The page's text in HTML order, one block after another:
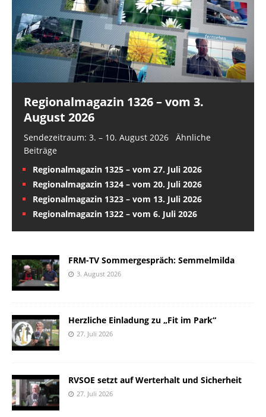
Regionalmagazin 1326 – vom 3.
August 2026
Sendezeitraum: 3. – 10. August 2026 Ähnliche
Beiträge
Regionalmagazin 1325 – vom 27. Juli 2026
Regionalmagazin 1324 – vom 20. Juli 2026
Regionalmagazin 1323 – vom 13. Juli 2026
Regionalmagazin 1322 – vom 6. Juli 2026
FRM-TV Sommergespräch: Semmelmilda
3. August 2026
Herzliche Einladung zu „Fit im Park“
27. Juli 2026
RVSOE setzt auf Werterhalt und Sicherheit
27. Juli 2026